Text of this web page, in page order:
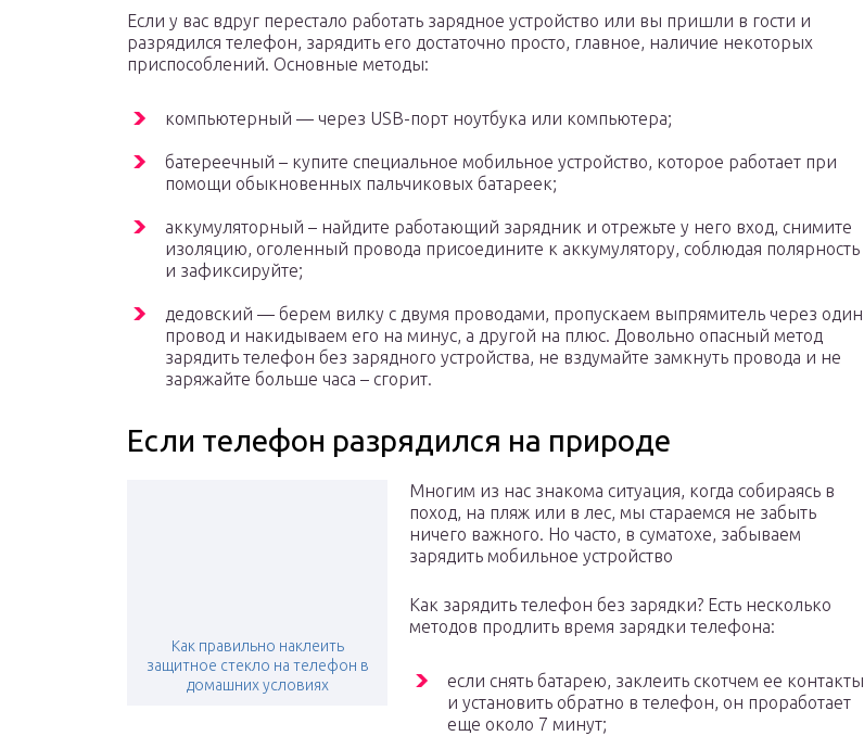
Если у вас вдруг перестало работать зарядное устройство или вы пришли в гости и
разрядился телефон, зарядить его достаточно просто, главное, наличие некоторых
приспособлений. Основные методы:
компьютерный — через USB-порт ноутбука или компьютера;
батереечный – купите специальное мобильное устройство, которое работает при
помощи обыкновенных пальчиковых батареек;
аккумуляторный – найдите работающий зарядник и отрежьте у него вход, снимите
изоляцию, оголенный провода присоедините к аккумулятору, соблюдая полярность
и зафиксируйте;
дедовский — берем вилку с двумя проводами, пропускаем выпрямитель через один
провод и накидываем его на минус, а другой на плюс. Довольно опасный метод
зарядить телефон без зарядного устройства, не вздумайте замкнуть провода и не
заряжайте больше часа – сгорит.
Если телефон разрядился на природе
Как правильно наклеить
защитное стекло на телефон в
домашних условиях
Многим из нас знакома ситуация, когда собираясь в
поход, на пляж или в лес, мы стараемся не забыть
ничего важного. Но часто, в суматохе, забываем
зарядить мобильное устройство
Как зарядить телефон без зарядки? Есть несколько
методов продлить время зарядки телефона:
если снять батарею, заклеить скотчем ее контакты
и установить обратно в телефон, он проработает
еще около 7 минут;